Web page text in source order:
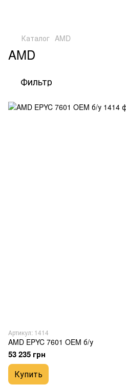
Каталог AMD
AMD
Фильтр
Артикул: 1414
AMD EPYC 7601 OEM б/у
53 235 грн
Купить